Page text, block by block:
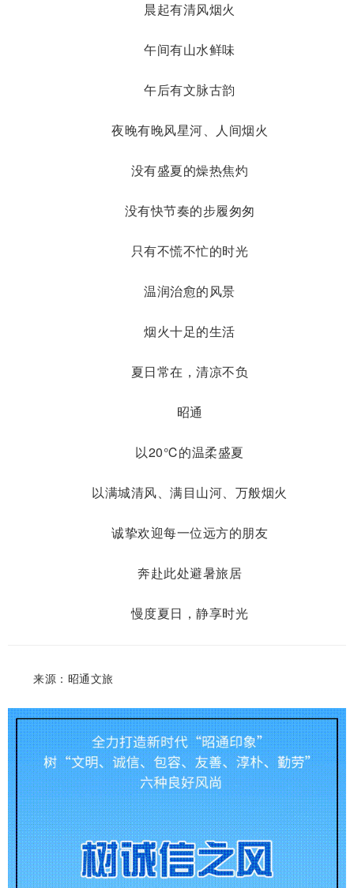
晨起有清风烟火
午间有山水鲜味
午后有文脉古韵
夜晚有晚风星河、人间烟火
没有盛夏的燥热焦灼
没有快节奏的步履匆匆
只有不慌不忙的时光
温润治愈的风景
烟火十足的生活
夏日常在，清凉不负
昭通
以20℃的温柔盛夏
以满城清风、满目山河、万般烟火
诚挚欢迎每一位远方的朋友
奔赴此处避暑旅居
慢度夏日，静享时光
来源：昭通文旅